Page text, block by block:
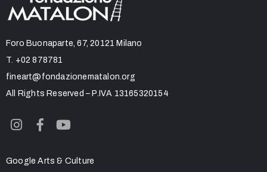
Foro Buonaparte, 67, 20121 Milano
T. +02 878781
fineart@fondazionematalon.org
All Rights Reserved – P.IVA 13165320154
Google Arts & Culture